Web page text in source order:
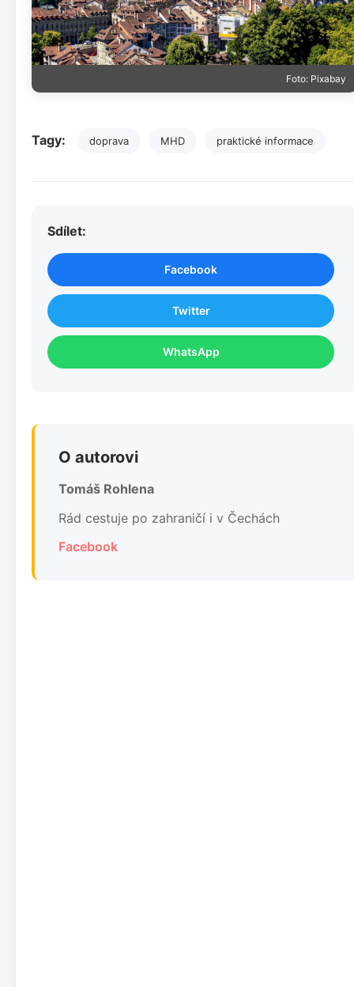
Foto: Pixabay
Tagy: doprava MHD praktické informace
Sdílet:
Facebook
Twitter
WhatsApp
O autorovi
Tomáš Rohlena
Rád cestuje po zahraničí i v Čechách
Facebook